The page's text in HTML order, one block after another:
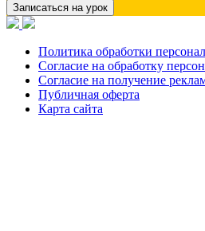
Записаться на урок
Политика обработки
Согласие на обработку
Согласие на получение
Публичная оферта
Карта сайта